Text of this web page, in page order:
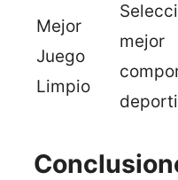
Mejor
Juego
Limpio
mejor